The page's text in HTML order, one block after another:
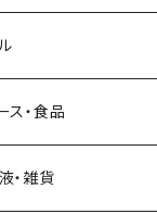
ール
ス・食品
・雑貨